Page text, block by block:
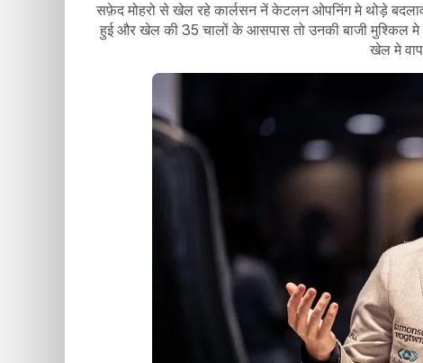
सफ़ेद मोहरो से खेल रहे कार्लसन नें केटलन ओपनिंग मे थोड़े बदलाव
हुई और खेल की 35 चालों के आसपास तो उनकी बाजी मुश्किल
खेल मे